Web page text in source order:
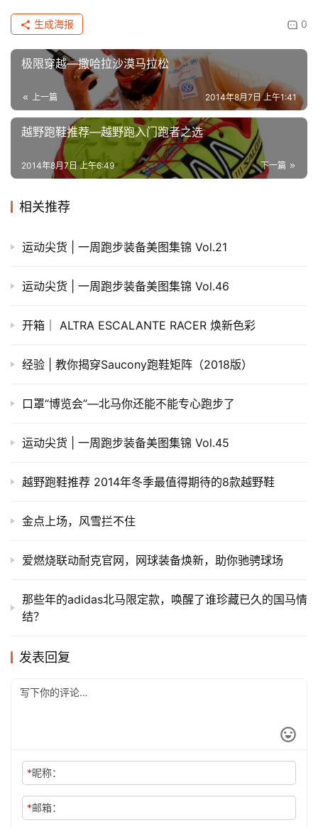
0
生成海报
极限穿越—撒哈拉沙漠马拉松
上一篇 2014年8月7日 上午1:41
越野跑鞋推荐—越野跑入门跑者之选
下一篇
2014年8月7日 上午6:49
相关推荐
运动尖货 | 一周跑步装备美图集锦 Vol.21
运动尖货 | 一周跑步装备美图集锦 Vol.46
开箱｜ ALTRA ESCALANTE RACER 焕新色彩
经验 | 教你揭穿Saucony跑鞋矩阵（2018版）
口罩“博览会”—北马你还能不能专心跑步了
运动尖货 | 一周跑步装备美图集锦 Vol.45
越野跑鞋推荐 2014年冬季最值得期待的8款越野鞋
金点上场，风雪拦不住
爱燃烧联动耐克官网，网球装备焕新，助你驰骋球场​
那些年的adidas北马限定款，唤醒了谁珍藏已久的国马情
结？
发表回复
*昵称：
*邮箱：